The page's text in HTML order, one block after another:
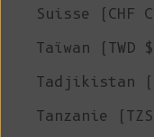
Suisse (CHF
Taïwan (TWD
Tadjikistan
Tanzanie